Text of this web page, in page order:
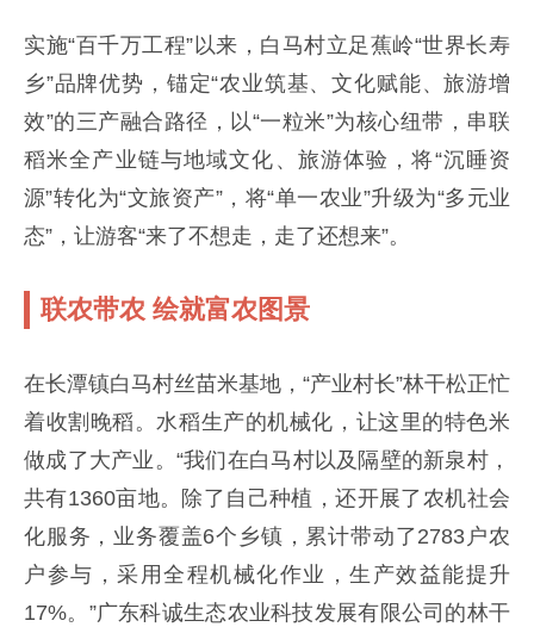
实施“百千万工程”以来，白马村立足蕉岭“世界长寿
乡”品牌优势，锚定“农业筑基、文化赋能、旅游增
效”的三产融合路径，以“一粒米”为核心纽带，串联
稻米全产业链与地域文化、旅游体验，将“沉睡资
源”转化为“文旅资产”，将“单一农业”升级为“多元业
态”，让游客“来了不想走，走了还想来”。
联农带农 绘就富农图景
在长潭镇白马村丝苗米基地，“产业村长”林干松正忙
着收割晚稻。水稻生产的机械化，让这里的特色米
做成了大产业。“我们在白马村以及隔壁的新泉村，
共有1360亩地。除了自己种植，还开展了农机社会
化服务，业务覆盖6个乡镇，累计带动了2783户农
户参与，采用全程机械化作业，生产效益能提升
17%。”广东科诚生态农业科技发展有限公司的林干